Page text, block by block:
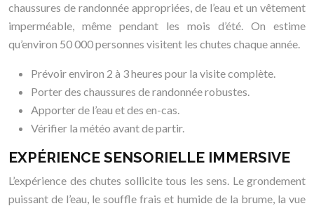
chaussures de randonnée appropriées, de l’eau et un vêtement
imperméable, même pendant les mois d’été. On estime
qu’environ 50 000 personnes visitent les chutes chaque année.
Prévoir environ 2 à 3 heures pour la visite complète.
Porter des chaussures de randonnée robustes.
Apporter de l’eau et des en-cas.
Vérifier la météo avant de partir.
EXPÉRIENCE SENSORIELLE IMMERSIVE
L’expérience des chutes sollicite tous les sens. Le grondement
puissant de l’eau, le souffle frais et humide de la brume, la vue